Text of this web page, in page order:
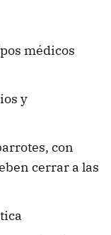
médicos
y
con
cerrar a las